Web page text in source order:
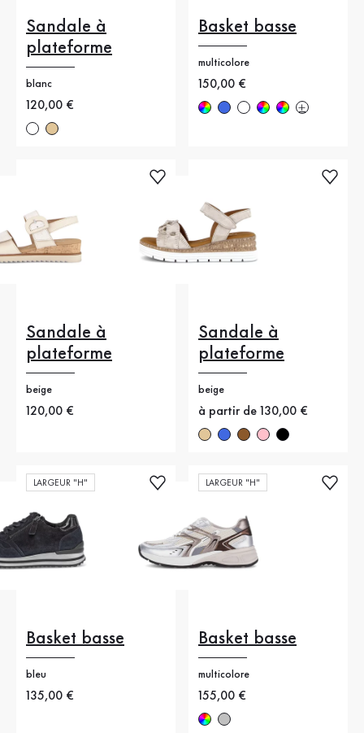
Sandale à
plateforme
blanc
Nouveau prix
120,00 €
Basket basse
multicolore
Nouveau prix
150,00 €
Sandale à
plateforme
beige
Nouveau prix
120,00 €
Sandale à
plateforme
beige
Nouveau prix
à partir de 130,00 €
LARGEUR "H"
Basket basse
bleu
Nouveau prix
135,00 €
LARGEUR "H"
Basket basse
multicolore
Nouveau prix
155,00 €